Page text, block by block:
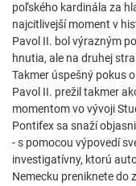
poľského kardinála za
najcitlivejší moment v
Pavol II. bol výrazným
hnutia, ale na druhej
Takmer úspešný pokus
Pavol II. prežil takmer
momentom vo vývoji
Pontifex sa snaží
- s pomocou výpovedí
investigatívny, ktorú
Nemecku preniknete do